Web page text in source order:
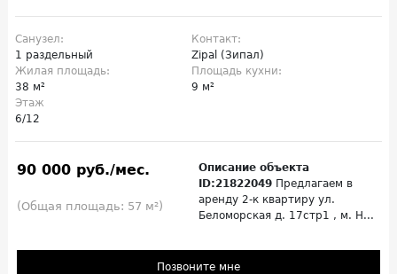
Санузел:
1 раздельный
Контакт:
Zipal (Зипал)
Жилая площадь:
38 м²
Площадь кухни:
9 м²
Этаж
6/12
90 000 руб./мес.
(Общая площадь: 57 м²)
Описание объекта
ID:21822049 Предлагаем в
аренду 2-к квартиру ул.
Беломорская д. 17стр1 , м. Н...
Позвоните мне